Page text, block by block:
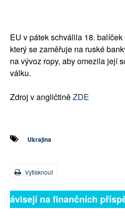
EU v pátek schválila 18.
který se zaměřuje na ruské
na vývoz ropy, aby omezila její
válku.
Zdroj v angličtiněZDE
Ukrajina
Vytisknout
na finančních